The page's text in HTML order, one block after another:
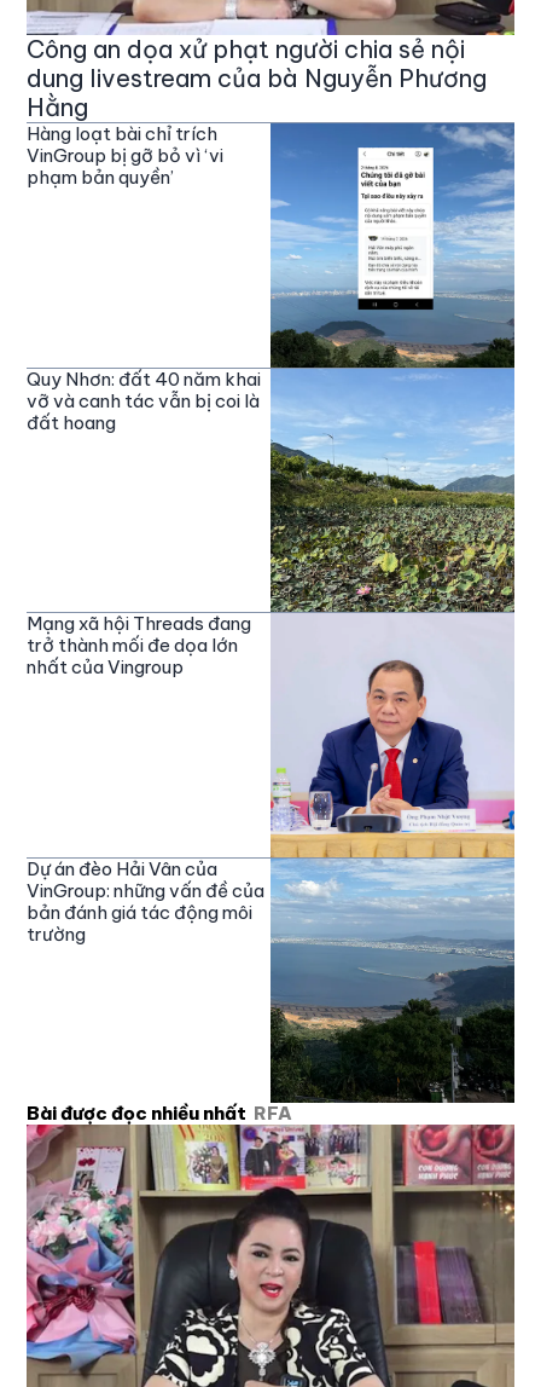
Công an dọa xử phạt người chia sẻ nội
dung livestream của bà Nguyễn Phương
Hằng
Hàng loạt bài chỉ trích
VinGroup bị gỡ bỏ vì ‘vi
phạm bản quyền’
Quy Nhơn: đất 40 năm khai
vỡ và canh tác vẫn bị coi là
đất hoang
Mạng xã hội Threads đang
trở thành mối đe dọa lớn
nhất của Vingroup
Dự án đèo Hải Vân của
VinGroup: những vấn đề của
bản đánh giá tác động môi
trường
Bài được đọc nhiều nhất RFA